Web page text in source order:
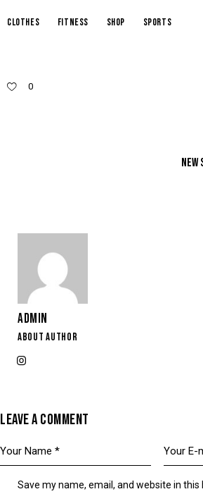
clothes fitness shop sports
0
NEW
ADMIN
ABOUT AUTHOR
LEAVE A COMMENT
Save my name, email, and website in